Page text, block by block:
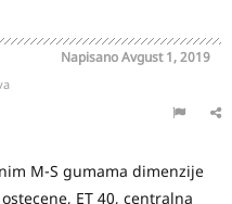
NapisanoAvgust 1, 2019
M-S gumama dimenzije
ET 40, centralna